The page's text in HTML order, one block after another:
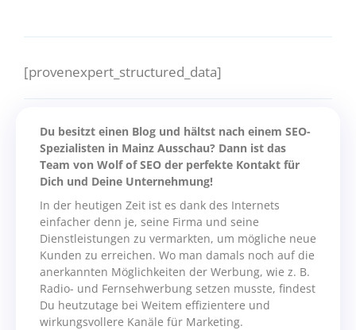
[provenexpert_structured_data]
Du besitzt einen Blog und hältst nach einem SEO-
Spezialisten in Mainz Ausschau? Dann ist das
Team von Wolf of SEO der perfekte Kontakt für
Dich und Deine Unternehmung!
In der heutigen Zeit ist es dank des Internets
einfacher denn je, seine Firma und seine
Dienstleistungen zu vermarkten, um mögliche neue
Kunden zu erreichen. Wo man damals noch auf die
anerkannten Möglichkeiten der Werbung, wie z. B.
Radio- und Fernsehwerbung setzen musste, findest
Du heutzutage bei Weitem effizientere und
wirkungsvollere Kanäle für Marketing.